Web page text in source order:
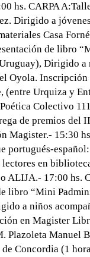
hs. CARPA
Dirigido a
Casa
de libro
Dirigido a
Oyola.
(entre Urquiza y
Colectivo
de premios del
Magister.- 15:30
portugués-
en
ALIJA.- 17:00 hs.
libro “Mini
a niños
en Magister
Plazoleta Manuel
Concordia (1